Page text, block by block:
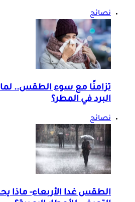
نصائح
تزامنًا مع سوء الطقس..
البرد في المطر؟
نصائح
الطقس غدا الأربعاء-